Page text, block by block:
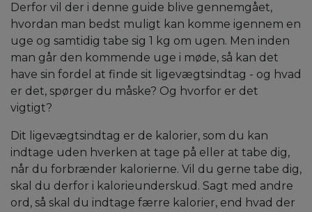
Derfor vil der i denne guide blive gennemgået,
hvordan man bedst muligt kan komme igennem en
uge og samtidig tabe sig 1 kg om ugen. Men inden
man går den kommende uge i møde, så kan det
have sin fordel at finde sit ligevægtsindtag - og hvad
er det, spørger du måske? Og hvorfor er det
vigtigt?
Dit ligevægtsindtag er de kalorier, som du kan
indtage uden hverken at tage på eller at tabe dig,
når du forbrænder kalorierne. Vil du gerne tabe dig,
skal du derfor i kalorieunderskud. Sagt med andre
ord, så skal du indtage færre kalorier, end hvad der